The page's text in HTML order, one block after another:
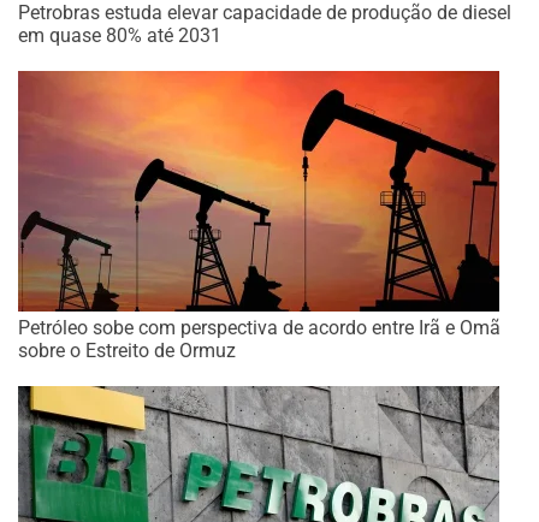
Petrobras estuda elevar capacidade de produção de diesel
em quase 80% até 2031
Petróleo sobe com perspectiva de acordo entre Irã e Omã
sobre o Estreito de Ormuz